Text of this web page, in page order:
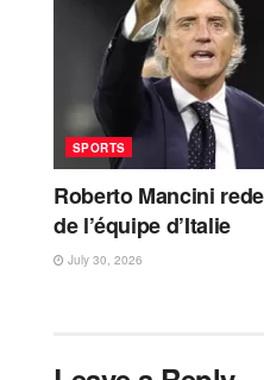
SPORTS
Roberto Mancini
de l’équipe d’Italie
July 30, 2026